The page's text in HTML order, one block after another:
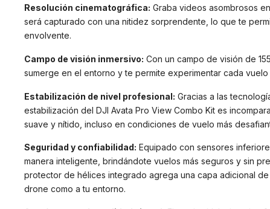
Resolución cinematográfica: Graba videos asombrosos
será capturado con una nitidez sorprendente, lo que te
envolvente.
Campo de visión inmersivo: Con un campo de visión de
sumerge en el entorno y te permite experimentar cada
Estabilización de nivel profesional: Gracias a las
estabilización del DJI Avata Pro View Combo Kit es
suave y nítido, incluso en condiciones de vuelo más
Seguridad y confiabilidad: Equipado con sensores
manera inteligente, brindándote vuelos más seguros y sin
protector de hélices integrado agrega una capa adicional
drone como a tu entorno.